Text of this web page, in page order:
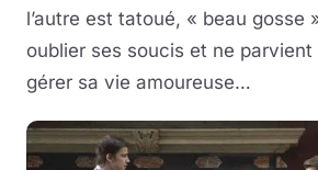
l’autre est tatoué, « beau gosse
oublier ses soucis et ne
gérer sa vie amoureuse…